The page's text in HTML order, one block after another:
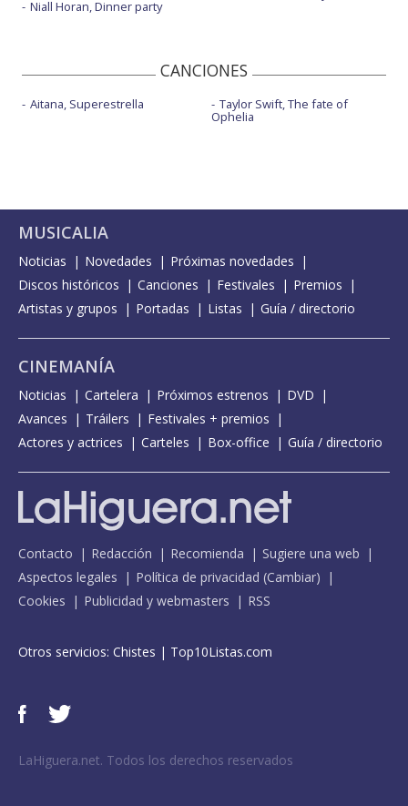
Niall Horan, Dinner party
CANCIONES
Aitana, Superestrella Taylor Swift, The fate of
Ophelia
MUSICALIA
Noticias Novedades
Próximas novedades
Discos históricos
Canciones Festivales
Premios
Artistas y grupos
Portadas Listas Guía / directorio
CINEMANÍA
Noticias Cartelera Próximos estrenos
DVD
Avances
Tráilers
Festivales + premios
Actores y actrices
Carteles Box-office Guía / directorio
Contacto Redacción Recomienda
Sugiere una web
Aspectos legales
Política de privacidad (Cambiar)
Cookies
Publicidad y webmasters RSS
Otros servicios: Chistes | Top10Listas.com
LaHiguera.net. Todos los derechos reservados